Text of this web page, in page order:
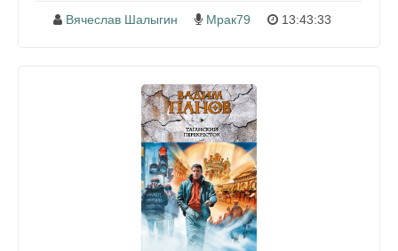
Вячеслав Шалыгин Мрак79 13:43:33